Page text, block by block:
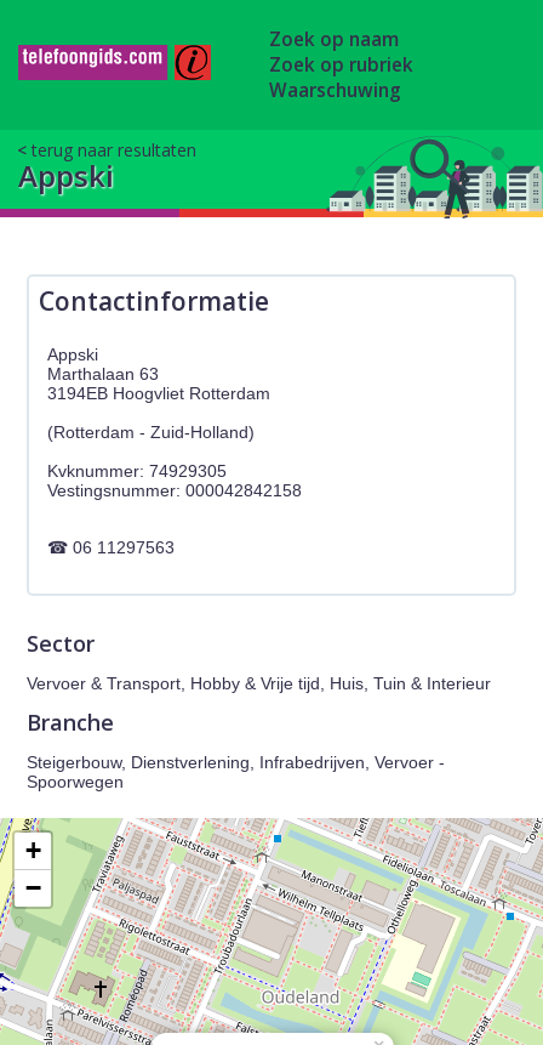
Zoek op naam
Zoek op rubriek
Waarschuwing
terug naar resultaten
Appski
Contactinformatie
Appski
Marthalaan 63
3194EB Hoogvliet Rotterdam
(Rotterdam - Zuid-Holland)
Kvknummer: 74929305
06 11297563
Sector
Vervoer & Transport, Hobby & Vrije tijd, Huis, Tuin & Interieur
Branche
Steigerbouw, Dienstverlening, Infrabedrijven, Vervoer -
Spoorwegen
+
−